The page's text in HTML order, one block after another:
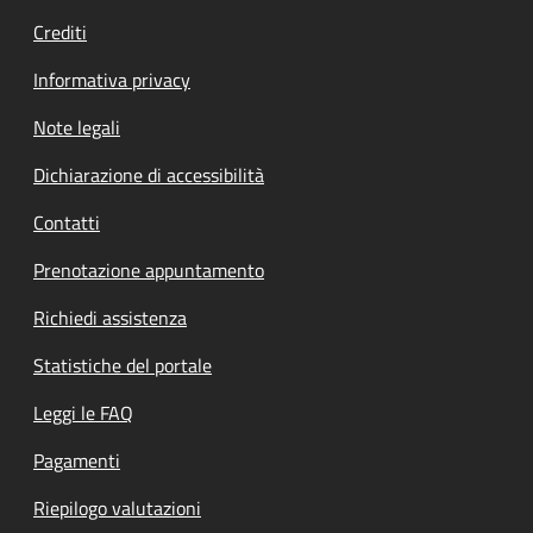
Crediti
Informativa privacy
Note legali
Dichiarazione di accessibilità
Contatti
Prenotazione appuntamento
Richiedi assistenza
Statistiche del portale
Leggi le FAQ
Pagamenti
Riepilogo valutazioni